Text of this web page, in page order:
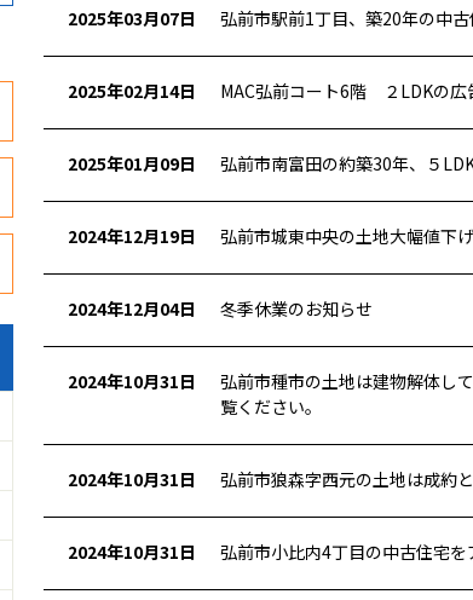
2025年03月07日 弘前市駅前1丁目、築20年の中
2025年02月14日 MAC弘前コート6階 ２LDKの広
2025年01月09日 弘前市南富田の約築30年、５
2024年12月19日 弘前市城東中央の土地大幅値下
2024年12月04日 冬季休業のお知らせ
2024年10月31日
弘前市種市の土地は建物解体し
覧ください。
2024年10月31日 弘前市狼森字西元の土地は成約と
2024年10月31日 弘前市小比内4丁目の中古住宅を